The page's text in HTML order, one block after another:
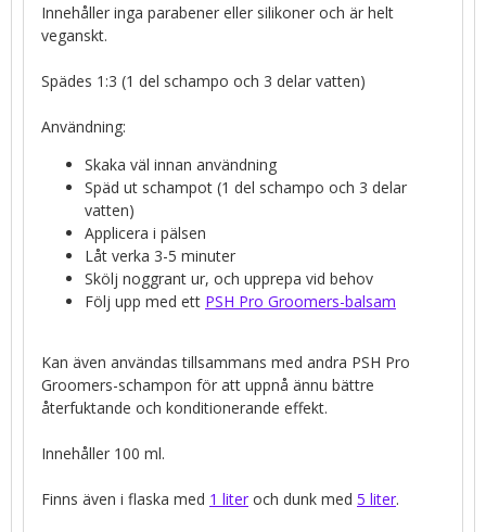
Innehåller inga parabener eller silikoner och är helt
veganskt.
Spädes 1:3 (1 del schampo och 3 delar vatten)
Användning:
Skaka väl innan användning
Späd ut schampot (1 del schampo och 3 delar
vatten)
Applicera i pälsen
Låt verka 3-5 minuter
Skölj noggrant ur, och upprepa vid behov
Följ upp med ett PSH Pro Groomers-balsam
Kan även användas tillsammans med andra PSH Pro
Groomers-schampon för att uppnå ännu bättre
återfuktande och konditionerande effekt.
Innehåller 100 ml.
Finns även i flaska med 1 liter och dunk med 5 liter.